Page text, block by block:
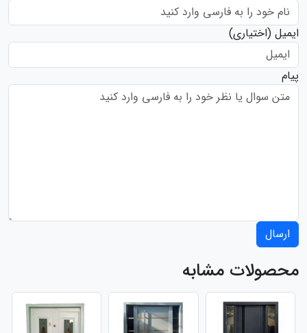
ایمیل (اختیاری)
پیام
ارسال
محصولات مشابه